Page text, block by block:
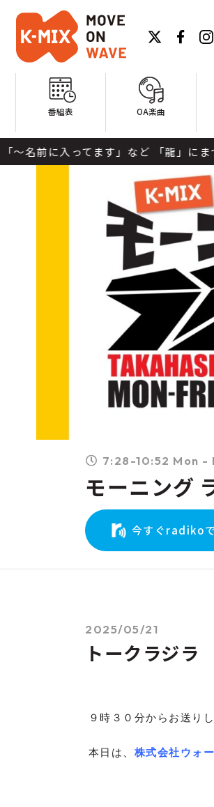
番組表 OA楽曲
など 「龍」にまつわる皆さまか
7:28-10:52 Mon -
モーニング
今すぐradiko
2025/05/21
トークラジラ
９時３０分からお送り
本日は 株式会社ウォ